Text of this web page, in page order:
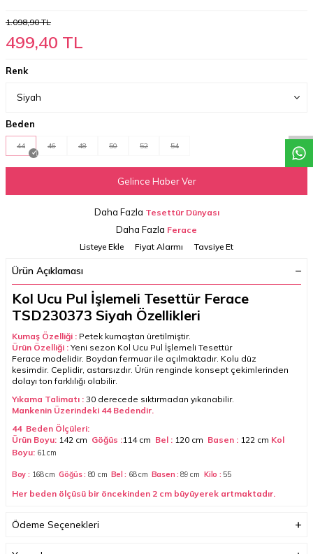
W
h
a
t
a
p
p
D
e
s
t
e
H
a
t
t
1.098,90TL
499,40 TL
Renk
Beden
44 46 48 50 52 54
Gelince Haber Ver
Daha Fazla Tesettür Dünyası
Daha Fazla Ferace
Listeye Ekle
Fiyat Alarmı Tavsiye Et
Ürün Açıklaması
Kol Ucu Pul İşlemeli Tesettür Ferace
TSD230373 Siyah Özellikleri
Kumaş Özelliği : Petek kumaştan üretilmiştir.
Ürün Özelliği : Yeni sezon Kol Ucu Pul İşlemeli Tesettür
Ferace modelidir. Boydan fermuar ile açılmaktadır. Kolu düz
kesimdir. Ceplidir, astarsızdır. Ürün renginde konsept çekimlerinden
dolayı ton farklılığı olabilir.
Yıkama Talimatı : 30 derecede sıktırmadan yıkanabilir.
Mankenin Üzerindeki 44 Bedendir.
44 Beden Ölçüleri:
Ürün Boyu: 142 cm Göğüs :114 cm Bel : 120 cm Basen : 122 cm Kol
Boyu: 61cm
Boy : 168 cm Göğüs : 80 cm Bel : 68 cm Basen : 89 cm Kilo : 55
Her beden ölçüsü bir öncekinden 2 cm büyüyerek artmaktadır.
Boyutlar (cm)
Ödeme Seçenekleri